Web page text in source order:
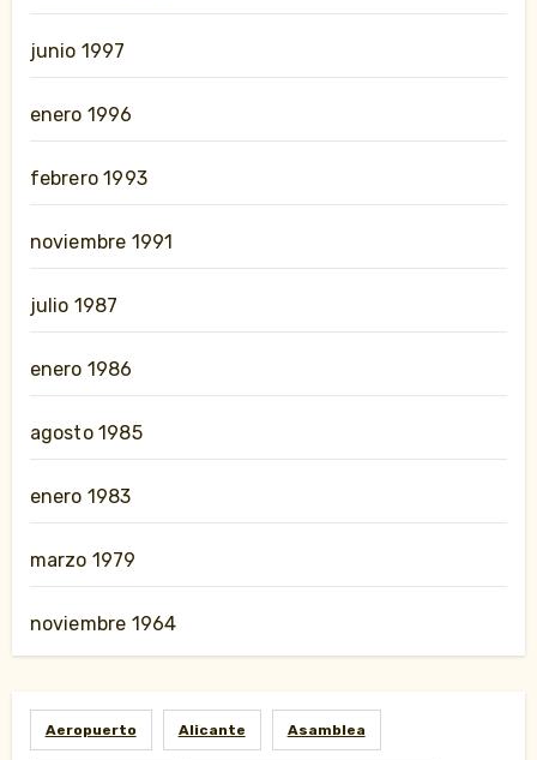
junio 1997
enero 1996
febrero 1993
noviembre 1991
julio 1987
enero 1986
agosto 1985
enero 1983
marzo 1979
noviembre 1964
Aeropuerto Alicante Asamblea